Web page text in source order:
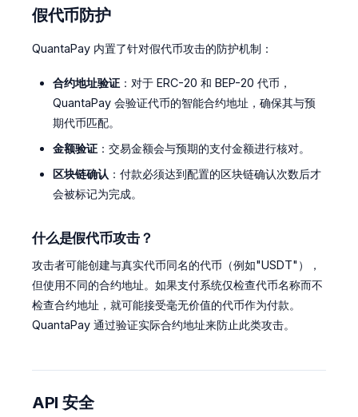
假代币防护
QuantaPay 内置了针对假代币攻击的防护机制：
合约地址验证 ：对于 ERC-20 和 BEP-20 代币，
QuantaPay 会验证代币的智能合约地址，确保其与预
期代币匹配。
金额验证 ：交易金额会与预期的支付金额进行核对。
区块链确认 ：付款必须达到配置的区块链确认次数后才
会被标记为完成。
什么是假代币攻击？
攻击者可能创建与真实代币同名的代币（例如"USDT"），
但使用不同的合约地址。如果支付系统仅检查代币名称而不
检查合约地址，就可能接受毫无价值的代币作为付款。
QuantaPay 通过验证实际合约地址来防止此类攻击。
API 安全